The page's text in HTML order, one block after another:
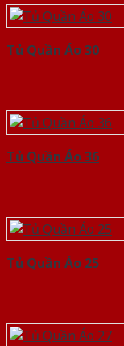
Tủ Quần Áo 30
Tủ Quần Áo 36
Tủ Quần Áo 25